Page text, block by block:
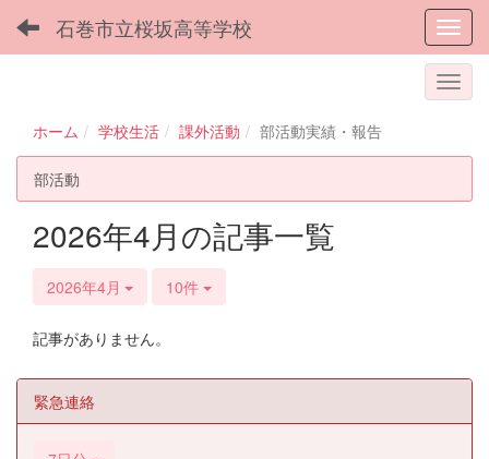
石巻市立桜坂高等学校
ホーム 学校生活 課外活動 部活動実績・報告
部活動
2026年4月の記事一覧
2026年4月 10件
記事がありません。
緊急連絡